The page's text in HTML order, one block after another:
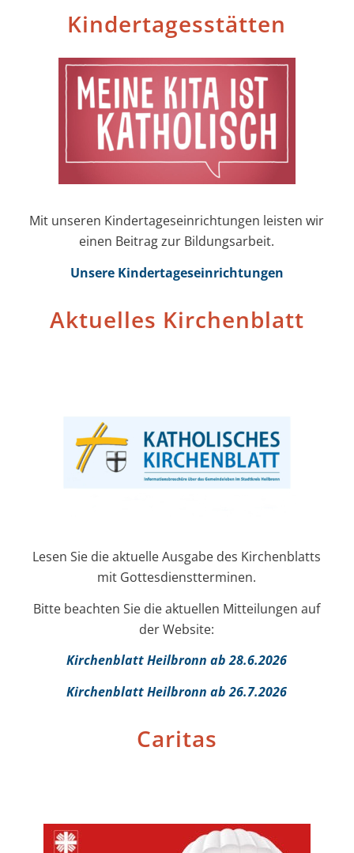
Kinder­tages­stätten
Mit unseren Kinder­tages­einrichtungen leisten wir
einen Beitrag zur Bildungs­arbeit.
Unsere Kinder­tages­einrichtungen
Aktuelles Kirchenblatt
Lesen Sie die aktuelle Ausgabe des Kirchenblatts
mit Gottesdienstterminen.
Bitte beachten Sie die aktuellen Mitteilungen auf
der Website:
Kirchenblatt Heilbronn ab 28.6.2026
Kirchenblatt Heilbronn ab 26.7.2026
Caritas